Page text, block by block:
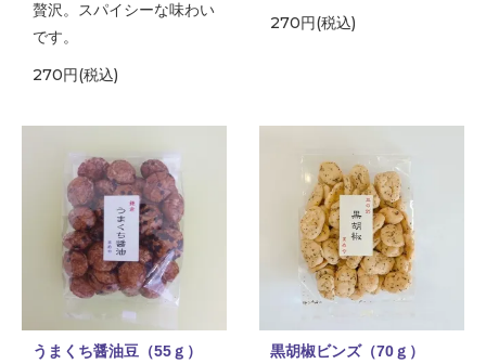
贅沢。スパイシーな味わい
です。
270円(税込)
270円(税込)
うまくち醤油豆（55ｇ）
黒胡椒ビンズ（70ｇ）